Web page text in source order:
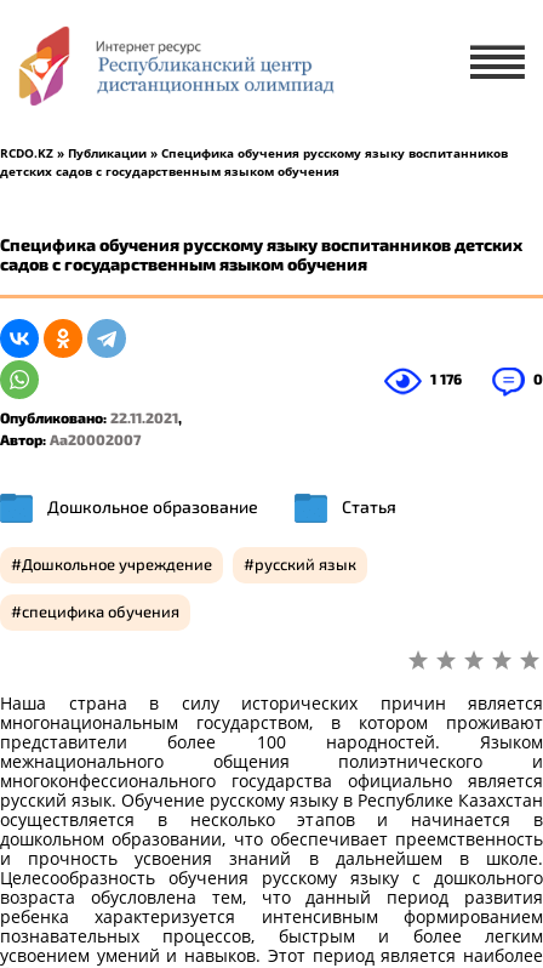
RCDO.KZ » Публикации » Специфика обучения русскому языку воспитанников
детских садов с государственным языком обучения
Специфика обучения русскому языку воспитанников детских
садов с государственным языком обучения
Опубликовано: 22.11.2021,
Автор: Aa20002007
0
1 176
Дошкольное образование Статья
Дошкольное учреждение русский язык
специфика обучения
Наша страна в силу исторических причин является
многонациональным государством, в котором проживают
представители более 100 народностей. Языком
межнационального общения полиэтнического и
многоконфессионального государства официально является
русский язык. Обучение русскому языку в Республике Казахстан
осуществляется в несколько этапов и начинается в
дошкольном образовании, что обеспечивает преемственность
и прочность усвоения знаний в дальнейшем в школе.
Целесообразность обучения русскому языку с дошкольного
возраста обусловлена тем, что данный период развития
ребенка характеризуется интенсивным формированием
познавательных процессов, быстрым и более легким
усвоением умений и навыков. Этот период является наиболее
1 ученик 2-5 учеников